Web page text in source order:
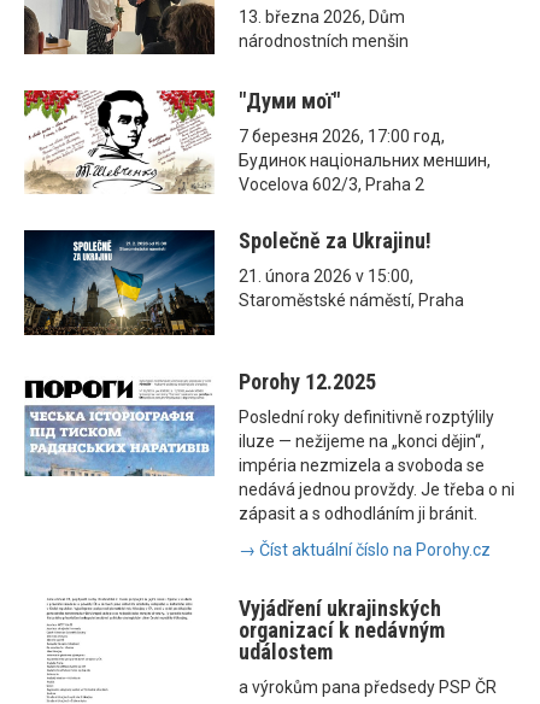
13. března 2026, Dům
národnostních menšin
"Думи мої"
7 березня 2026, 17:00 год,
Будинок національних меншин,
Vocelova 602/3, Praha 2
Společně za Ukrajinu!
21. února 2026 v 15:00,
Staroměstské náměstí, Praha
Porohy 12.2025
Poslední roky definitivně rozptýlily
iluze — nežijeme na „konci dějin“,
impéria nezmizela a svoboda se
nedává jednou provždy. Je třeba o ni
zápasit a s odhodláním ji bránit.
→ Číst aktuální číslo na Porohy.cz
Vyjádření ukrajinských
organizací k nedávným
událostem
a výrokům pana předsedy PSP ČR